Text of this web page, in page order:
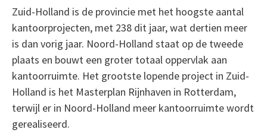
Zuid-Holland is de provincie met het hoogste aantal
kantoorprojecten, met 238 dit jaar, wat dertien meer
is dan vorig jaar. Noord-Holland staat op de tweede
plaats en bouwt een groter totaal oppervlak aan
kantoorruimte. Het grootste lopende project in Zuid-
Holland is het Masterplan Rijnhaven in Rotterdam,
terwijl er in Noord-Holland meer kantoorruimte wordt
gerealiseerd.